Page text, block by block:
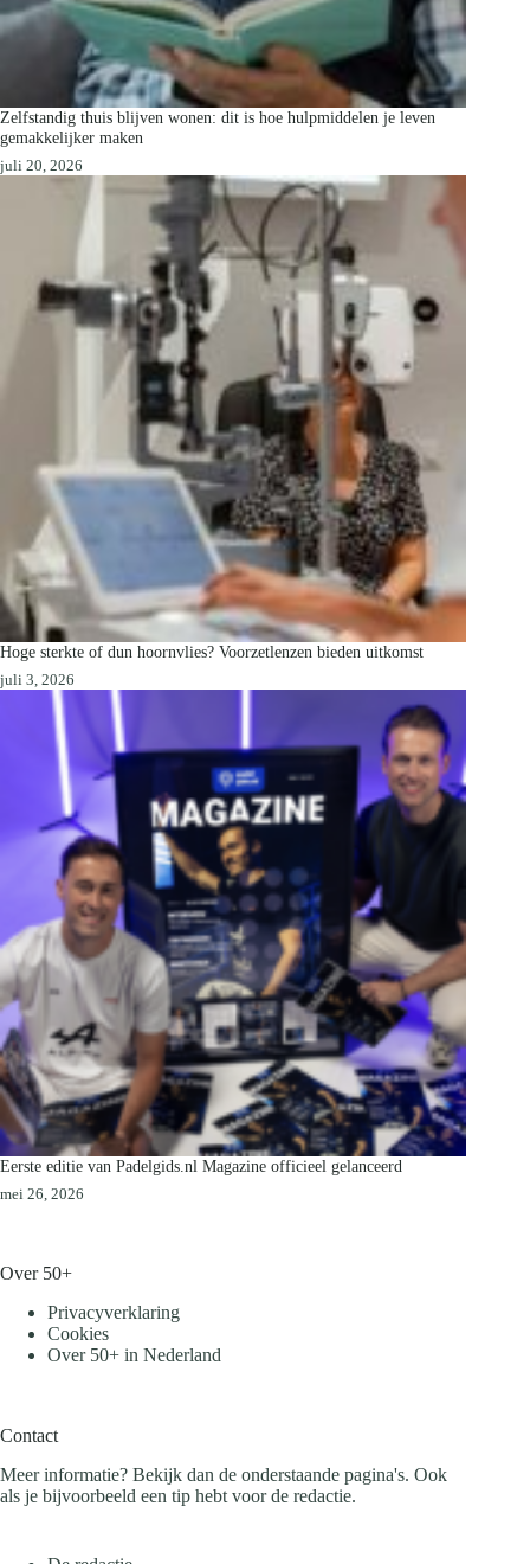
Zelfstandig thuis blijven wonen: dit is hoe hulpmiddelen je leven
gemakkelijker maken
juli 20, 2026
Hoge sterkte of dun hoornvlies? Voorzetlenzen bieden uitkomst
juli 3, 2026
Eerste editie van Padelgids.nl Magazine officieel gelanceerd
mei 26, 2026
Over 50+
Privacyverklaring
Cookies
Over 50+ in Nederland
Contact
Meer informatie? Bekijk dan de onderstaande pagina's. Ook
als je bijvoorbeeld een tip hebt voor de redactie.